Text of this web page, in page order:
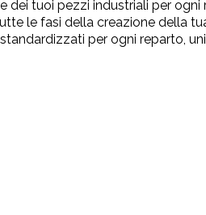
dei tuoi pezzi industriali per ogni
le fasi della creazione della
per ogni reparto,